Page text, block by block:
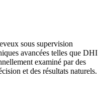
sous supervision
avancées telles que DHI
examiné par des
et des résultats naturels.